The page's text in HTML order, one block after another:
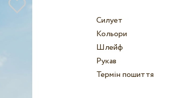
Силует
Кольори
Шлейф
Рукав
Термін пошиття